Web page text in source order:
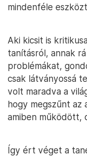
mindenféle
Aki kicsit is
tanításról, annak
problémákat,
csak látványossá
volt maradva a
hogy megszűnt az
amiben működött,
Így ért véget a